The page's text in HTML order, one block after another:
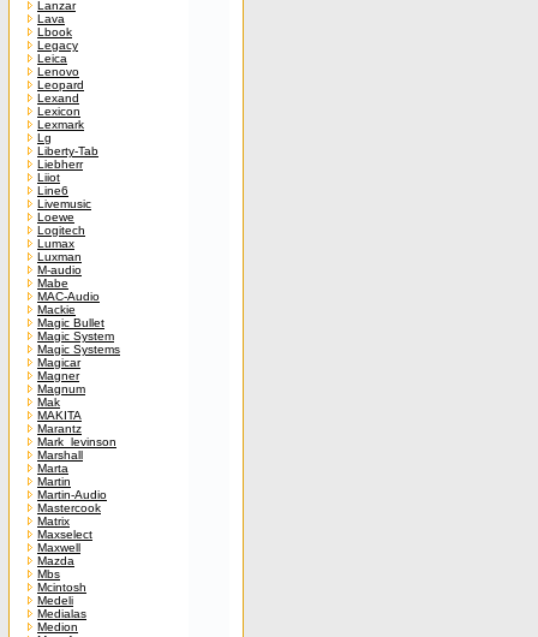
Lanzar
Lava
Lbook
Legacy
Leica
Lenovo
Leopard
Lexand
Lexicon
Lexmark
Lg
Liberty-Tab
Liebherr
Liiot
Line6
Livemusic
Loewe
Logitech
Lumax
Luxman
M-audio
Mabe
MAC-Audio
Mackie
Magic Bullet
Magic System
Magic Systems
Magicar
Magner
Magnum
Mak
MAKITA
Marantz
Mark_levinson
Marshall
Marta
Martin
Martin-Audio
Mastercook
Matrix
Maxselect
Maxwell
Mazda
Mbs
Mcintosh
Medeli
Medialas
Medion